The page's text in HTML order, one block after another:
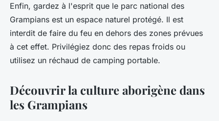
Enfin, gardez à l'esprit que le parc national des
Grampians est un espace naturel protégé. Il est
interdit de faire du feu en dehors des zones prévues
à cet effet. Privilégiez donc des repas froids ou
utilisez un réchaud de camping portable.
Découvrir la culture aborigène dans
les Grampians